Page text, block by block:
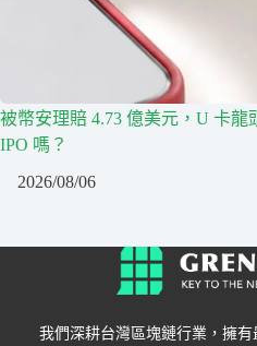
被幣安理賠 4.73 億美元，U 卡龍
IPO 嗎？
2026/08/06
我們深耕台灣區塊鏈行業，擁